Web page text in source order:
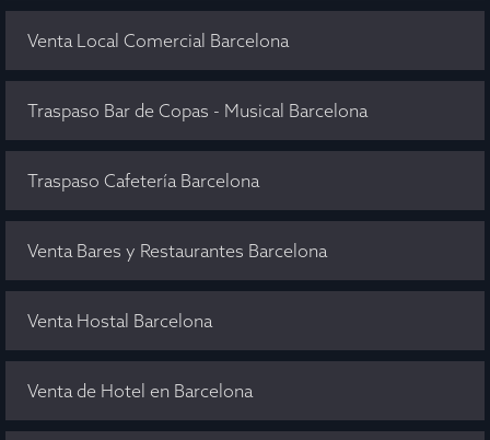
Venta Local Comercial Barcelona
Traspaso Bar de Copas - Musical Barcelona
Traspaso Cafetería Barcelona
Venta Bares y Restaurantes Barcelona
Venta Hostal Barcelona
Venta de Hotel en Barcelona